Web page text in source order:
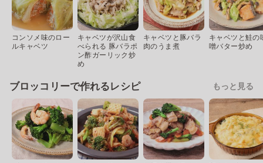
コンソメ味のロー
ルキャベツ
キャベツが沢山食
べられる 豚バラポ
ン酢ガーリック炒
め
キャベツと豚バラ
肉のうま煮
キャベツと鮭の
噌バター炒め
ブロッコリーで作れるレシピ もっと見る